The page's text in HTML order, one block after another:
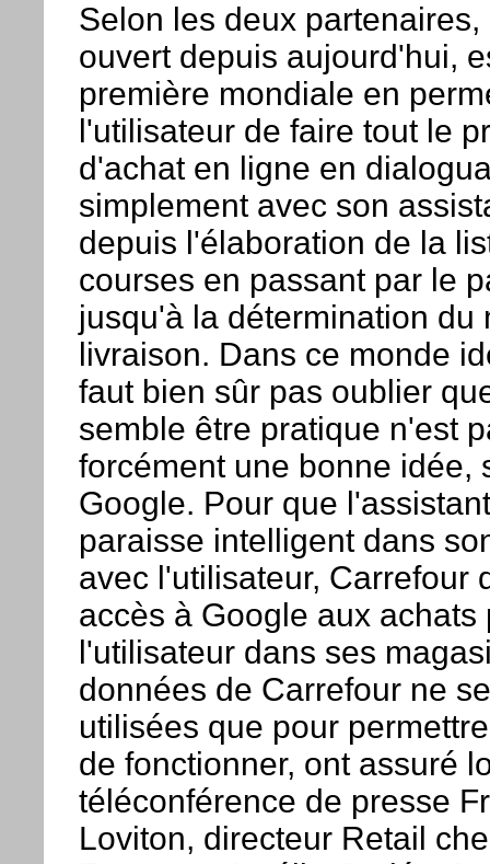
Selon les deux partenaires,
ouvert depuis aujourd'hui,
première mondiale en
l'utilisateur de faire tout le
d'achat en ligne en
simplement avec son
depuis l'élaboration de la
courses en passant par le
jusqu'à la détermination du
livraison. Dans ce monde
faut bien sûr pas oublier
semble être pratique n'est
forcément une bonne idée,
Google. Pour que
paraisse intelligent dans
avec l'utilisateur, Carrefour
accès à Google aux achats
l'utilisateur dans ses
données de Carrefour ne
utilisées que pour
de fonctionner, ont assuré
téléconférence de presse
Loviton, directeur Retail